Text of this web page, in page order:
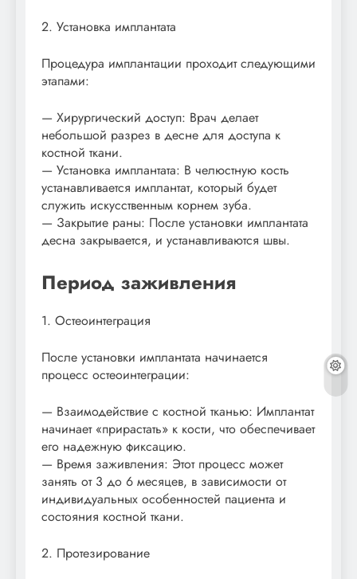
2. Установка имплантата
Процедура имплантации проходит следующими
этапами:
— Хирургический доступ: Врач делает
небольшой разрез в десне для доступа к
костной ткани.
— Установка имплантата: В челюстную кость
устанавливается имплантат, который будет
служить искусственным корнем зуба.
— Закрытие раны: После установки имплантата
десна закрывается, и устанавливаются швы.
Период заживления
1. Остеоинтеграция
После установки имплантата начинается
процесс остеоинтеграции:
— Взаимодействие с костной тканью: Имплантат
начинает «прирастать» к кости, что обеспечивает
его надежную фиксацию.
— Время заживления: Этот процесс может
занять от 3 до 6 месяцев, в зависимости от
индивидуальных особенностей пациента и
состояния костной ткани.
2. Протезирование